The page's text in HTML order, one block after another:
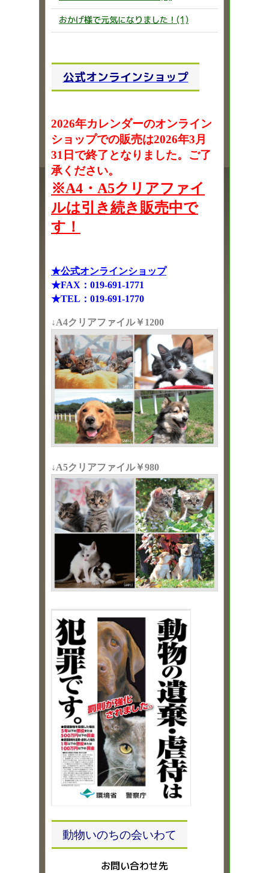
おかげ様で元気になりました！(1)
公式オンラインショップ
2026年カレンダーのオンライン
ショップでの販売は2026年3月
31日で終了となりました。ご了
承ください。
※A4・A5クリアファイ
ルは引き続き販売中で
す！
★公式オンラインショップ
★FAX：019-691-1771
★TEL：019-691-1770
↓A4クリアファイル￥1200
↓A5クリアファイル￥980
動物いのちの会いわて
お問い合わせ先